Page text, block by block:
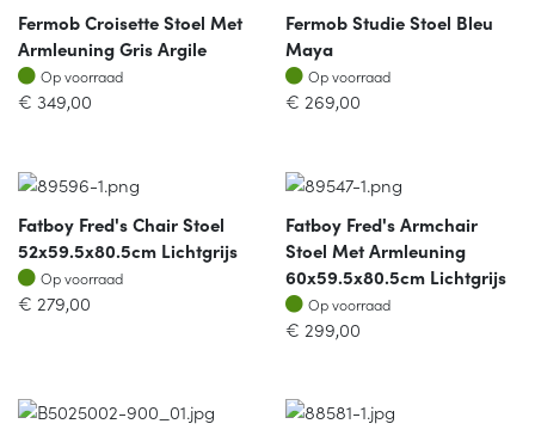
Fermob Croisette Stoel Met
Armleuning Gris Argile
Op voorraad
Op voorraad
€ 349,00
Fermob Studie Stoel Bleu
Maya
Op voorraad
Op voorraad
€ 269,00
Fatboy Fred's Chair Stoel
52x59.5x80.5cm Lichtgrijs
Op voorraad
Op voorraad
€ 279,00
Fatboy Fred's Armchair
Stoel Met Armleuning
60x59.5x80.5cm Lichtgrijs
Op voorraad
Op voorraad
€ 299,00